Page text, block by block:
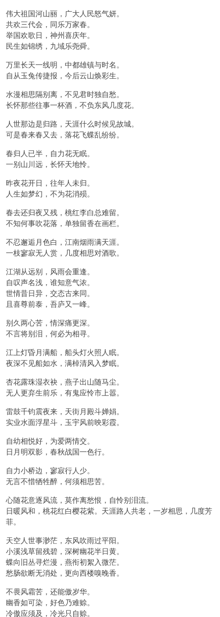
伟大祖国河山丽，广大人民怒气妍。
共欢三代会，同乐万家春。
举国欢歌日，神州喜庆年。
民生如锦绣，九域乐尧舜。
万里长天一线明，中都雄镇与时名。
自从玉兔传捷报，今后云山焕彩生。
水漫相思隔别离，不见君时独自愁。
长怀那些往事一杯酒，不负东风几度花。
人世那边是归路，天涯什么时候见故城。
可是春来春又去，落花飞蝶乱纷纷。
春归人已半，自力花无眠。
一别山川远，长怀天地怜。
昨夜花开日，往年人未归。
人生如梦幻，不为花消殒。
春去还归夜又残，桃红李白总难留。
不知何事吹花落，单独留香在画栏。
不忍邂逅月色白，江南烟雨满天涯。
一枝寥寂无人赏，几度相思对酒歌。
江湖从远别，风雨会重逢。
自叹声名浅，谁知意气浓。
世情昔日异，交态古来同。
且喜尊前泰，吾庐又一峰。
别久两心苦，情深痛更深。
不言将别泪，何必为相寻。
江上灯昏月满船，船头灯火照人眠。
夜深不见船如水，满棹清风入梦眠。
杏花露珠湿衣袂，燕子出山随马尘。
无人更弃生前乐，有鬼应怜市上嚣。
雷鼓千钧震夜来，天街月殿斗婵娟。
实业水面浮星斗，玉宇风前映彩霞。
自幼相悦好，为爱两情交。
日月明双影，春秋战国一色行。
自力小桥边，寥寂行人少。
无言不惜牺牲醉，何须相思苦。
心随花意逐风流，莫作离愁恨，自怜别泪流。
日暖风和，桃花红白樱花紫。天涯路人共老，一岁相思，几度芳
菲。
天空人世事渺茫，东风吹雨过平阳。
小溪浅草留残碧，深树幽花半日黄。
蝶向旧丛寻烂漫，燕衔初絮入微茫。
愁肠欲断无消处，更向西楼嗅晚香。
不畏风霜苦，还能傲岁华。
幽香如可染，好色乃难赊。
冷傲应须及，冷光只自赊。